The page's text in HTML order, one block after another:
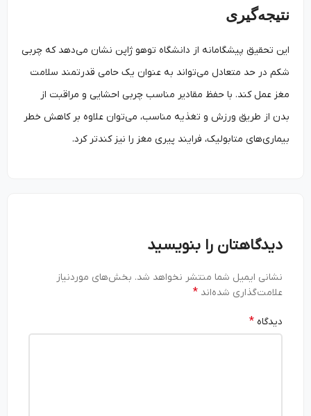
نتیجه‌گیری
این تحقیق پیشگامانه از دانشگاه توهو ژاپن نشان می‌دهد که چربی
شکم در حد متعادل می‌تواند به عنوان یک حامی قدرتمند سلامت
مغز عمل کند. با حفظ مقادیر مناسب چربی احشایی و مراقبت از
بدن از طریق ورزش و تغذیه مناسب، می‌توان علاوه بر کاهش خطر
بیماری‌های متابولیک، فرایند پیری مغز را نیز کندتر کرد.
دیدگاهتان را بنویسید
نشانی ایمیل شما منتشر نخواهد شد. بخش‌های موردنیاز
علامت‌گذاری شده‌اند*
دیدگاه*